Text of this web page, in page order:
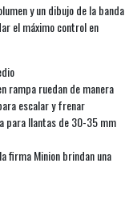
y un dibujo de la banda
el máximo control en
rampa ruedan de manera
escalar y frenar
para llantas de 30-35 mm
firma Minion brindan una